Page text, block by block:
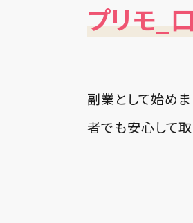
プリモ_
副業として始め
者でも安心して